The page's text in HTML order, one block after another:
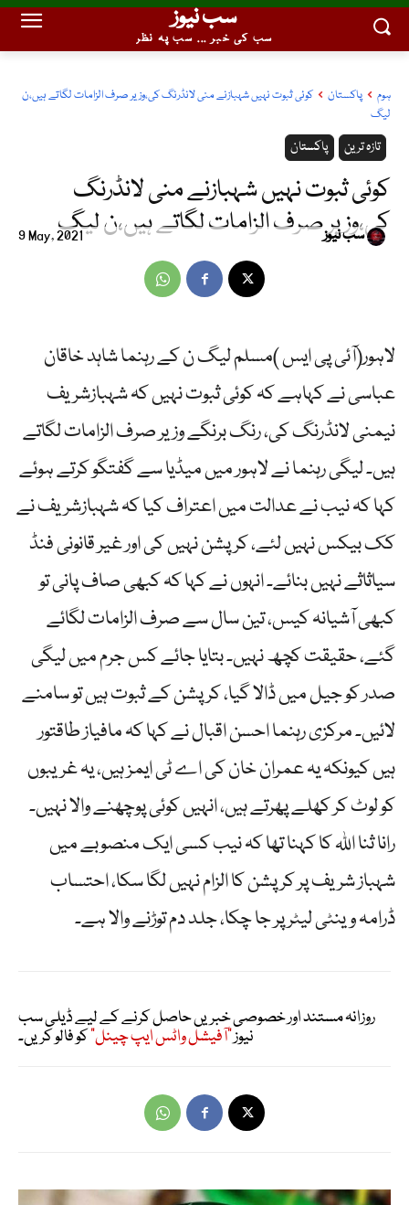
سب نیوز
سب کی خبر ... سب پہ نظر
ہوم پاکستان
کوئی ثبوت نہیں شہبازنے منی لانڈرنگ کی،وزیر صرف الزامات لگاتے ہیں،ن
لیگ
پاکستان تازہ ترین
کوئی ثبوت نہیں شہبازنے منی لانڈرنگ
کی،وزیر صرف الزامات لگاتے ہیں،ن لیگ9 May, 2021 سب نیوز
لاہور(آئی پی ایس )مسلم لیگ ن کے رہنما شاہد خاقان
عباسی نے کہاہے کہ کوئی ثبوت نہیں کہ شہبازشریف
نیمنی لانڈرنگ کی، رنگ برنگے وزیر صرف الزامات لگاتے
ہیں۔ لیگی رہنما نے لاہور میں میڈیا سے گفتگو کرتے ہوئے
کہا کہ نیب نے عدالت میں اعتراف کیا کہ شہبازشریف نے
کک بیکس نہیں لئے، کرپشن نہیں کی اور غیر قانونی فنڈ
سیاثاثے نہیں بنائے۔ انہوں نے کہا کہ کبھی صاف پانی تو
کبھی آشیانہ کیس، تین سال سے صرف الزامات لگائے
گئے، حقیقت کچھ نہیں۔ بتایا جائے کس جرم میں لیگی
صدر کو جیل میں ڈالا گیا، کرپشن کے ثبوت ہیں تو سامنے
لائیں۔ مرکزی رہنما احسن اقبال نے کہا کہ مافیاز طاقتور
ہیں کیونکہ یہ عمران خان کی اے ٹی ایمز ہیں، یہ غریبوں
کو لوٹ کر کھلے پھرتے ہیں، انہیں کوئی پوچھنے والا نہیں۔
رانا ثنا اللہ کا کہنا تھا کہ نیب کسی ایک منصوبے میں
شہباز شریف پر کرپشن کا الزام نہیں لگا سکا، احتساب
ڈرامہ وینٹی لیٹر پر جا چکا، جلد دم توڑنے والا ہے۔
روزانہ مستند اور خصوصی خبریں حاصل کرنے کے لیے ڈیلی سب
نیوز"آفیشل واٹس ایپ چینل"کو فالو کریں۔